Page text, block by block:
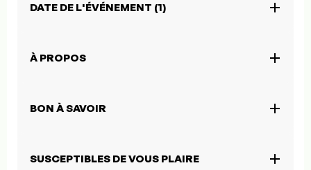
DATE DE L'ÉVÉNEMENT (1)
À PROPOS
BON À SAVOIR
SUSCEPTIBLES DE VOUS PLAIRE